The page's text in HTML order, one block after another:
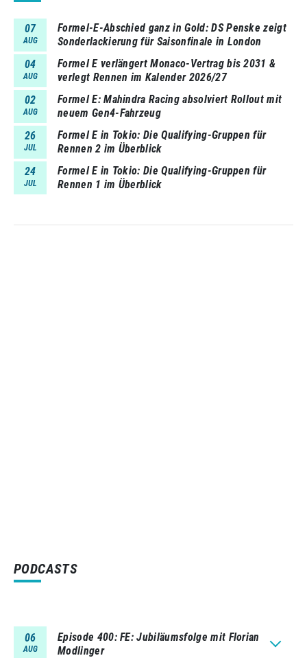
07
AUG
Formel-E-Abschied ganz in Gold: DS Penske zeigt
Sonderlackierung für Saisonfinale in London
04
AUG
Formel E verlängert Monaco-Vertrag bis 2031 &
verlegt Rennen im Kalender 2026/27
02
AUG
Formel E: Mahindra Racing absolviert Rollout mit
neuem Gen4-Fahrzeug
26
JUL
Formel E in Tokio: Die Qualifying-Gruppen für
Rennen 2 im Überblick
24
JUL
Formel E in Tokio: Die Qualifying-Gruppen für
Rennen 1 im Überblick
PODCASTS
06
AUG
Episode 400 FE: Jubiläumsfolge mit Florian
Modlinger